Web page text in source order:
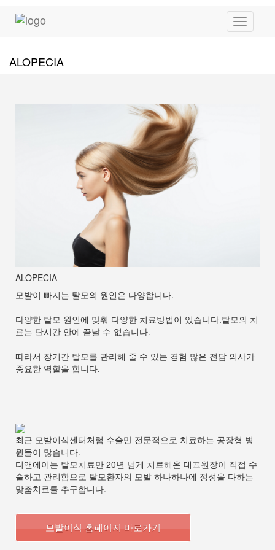
Toggle
ALOPECIA
ALOPECIA
모발이 빠지는 탈모의 원인은 다양합니다.
다양한 탈모 원인에 맞춰 다양한 치료방법이 있습니다.탈모의 치
료는 단시간 안에 끝날 수 없습니다.
따라서 장기간 탈모를 관리해 줄 수 있는 경험 많은 전담 의사가
중요한 역할을 합니다.
최근 모발이식센터처럼 수술만 전문적으로 치료하는 공장형 병
원들이 많습니다.
디앤에이는 탈모치료만 20년 넘게 치료해온 대표원장이 직접 수
술하고 관리함으로 탈모환자의 모발 하나하나에 정성을 다하는
맞춤치료를 추구합니다.
모발이식 홈페이지 바로가기